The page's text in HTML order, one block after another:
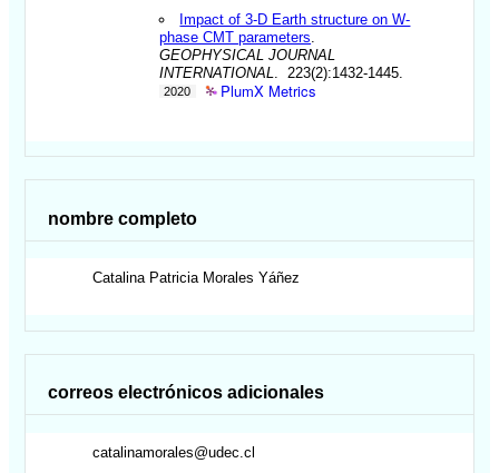
Impact of 3-D Earth structure on W-
phase CMT parameters
GEOPHYSICAL JOURNAL
INTERNATIONAL
. 223(2):1432-1445.
2020 PlumX Metrics
nombre completo
Catalina Patricia Morales Yáñez
correos electrónicos adicionales
catalinamorales@udec.cl